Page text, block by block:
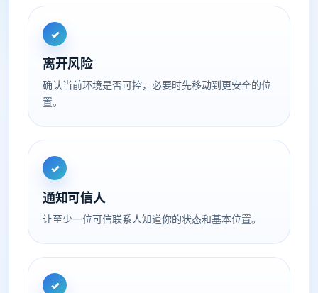
✓
离开风险
确认当前环境是否可控，必要时先移动到更安全的位
置。
✓
通知可信人
让至少一位可信联系人知道你的状态和基本位置。
✓